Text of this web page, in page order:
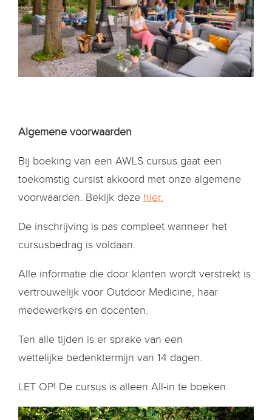
Algemene voorwaarden
Bij boeking van een AWLS cursus gaat een
toekomstig cursist akkoord met onze algemene
voorwaarden. Bekijk deze hier.
De inschrijving is pas compleet wanneer het
cursusbedrag is voldaan.
Alle informatie die door klanten wordt verstrekt is
vertrouwelijk voor Outdoor Medicine, haar
medewerkers en docenten.
Ten alle tijden is er sprake van een
wettelijke bedenktermijn van 14 dagen.
LET OP! De cursus is alleen All-in te boeken.